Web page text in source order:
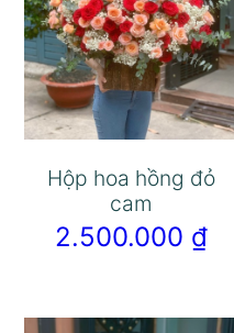
Hộp hoa hồng đỏ
cam
2.500.000 ₫